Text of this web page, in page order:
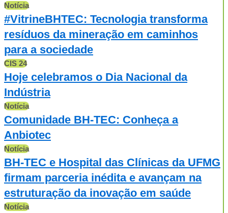
Notícia
#VitrineBHTEC: Tecnologia transforma
resíduos da mineração em caminhos
para a sociedade
CIS 24
Hoje celebramos o Dia Nacional da
Indústria
Notícia
Comunidade BH-TEC: Conheça a
Anbiotec
Notícia
BH-TEC e Hospital das Clínicas da UFMG
firmam parceria inédita e avançam na
estruturação da inovação em saúde
Notícia